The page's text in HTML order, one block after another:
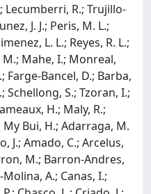
Lecumberri, R.; Trujillo-
J. J.; Peris, M. L.;
L. L.; Reyes, R. L.;
M.; Mahe, I.; Monreal,
Farge-Bancel, D.; Barba,
Schellong, S.; Tzoran, I.;
H.; Maly, R.;
My Bui, H.; Adarraga, M.
J.; Amado, C.; Arcelus,
M.; Barron-Andres,
A.; Canas, I.;